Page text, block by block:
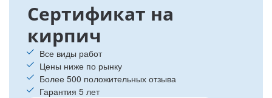
Сертификат на
кирпич
Все виды работ
Цены ниже по рынку
Более 500 положительных отзыва
Гарантия 5 лет